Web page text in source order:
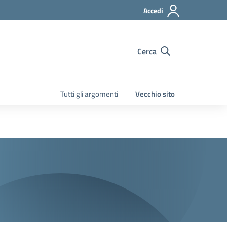
Accedi
Cerca
Tutti gli argomenti Vecchio sito